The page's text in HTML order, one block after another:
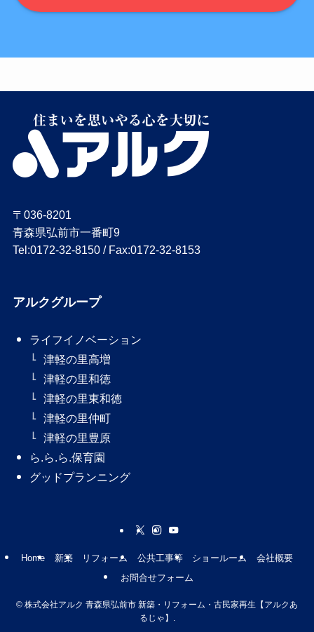
〒036-8201
青森県弘前市一番町9
Tel:0172-32-8150 / Fax:0172-32-8153
アルクグループ
ライフイノベーション
津軽の里高増
津軽の里和徳
津軽の里東和徳
津軽の里仲町
津軽の里豊原
ら.ら.ら.保育園
グッドプランニング
Home 新築 リフォーム 公共工事等 ショールーム
会社概要
お問合せフォーム
© 株式会社アルク 青森県弘前市 新築・リフォーム・古民家再生【アルクあ
るじゃ】.